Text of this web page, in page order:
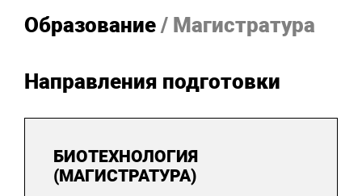
Образование / Магистратура
Направления подготовки
БИОТЕХНОЛОГИЯ
(МАГИСТРАТУРА)